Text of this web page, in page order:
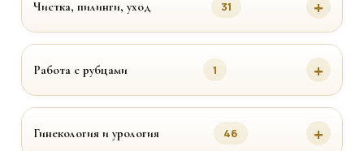
Чистка, пилинги, уход 31
Работа с рубцами 1
Гинекология и урология 46